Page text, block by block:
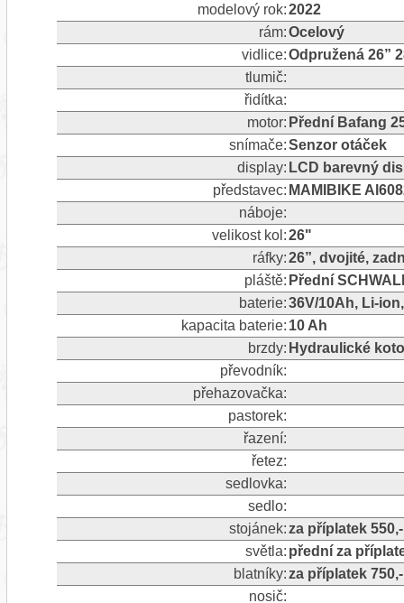
modelový rok:2022
rám:Ocelový
vidlice:Odpružená 26”
tlumič:
řidítka:
motor: Přední Bafang
snímače:Senzor otáček
display: LCD barevný
představec: MAMIBIKE
náboje:
velikost kol:26"
ráfky:26”, dvojité,
pláště: Přední
baterie:36V/10Ah, Li-
kapacita baterie: 10 Ah
brzdy: Hydraulické
převodník:
přehazovačka:
pastorek:
řazení:
řetez:
sedlovka:
sedlo:
stojánek:za příplatek 550,-
světla: přední za
blatníky:za příplatek 750,-
nosič: